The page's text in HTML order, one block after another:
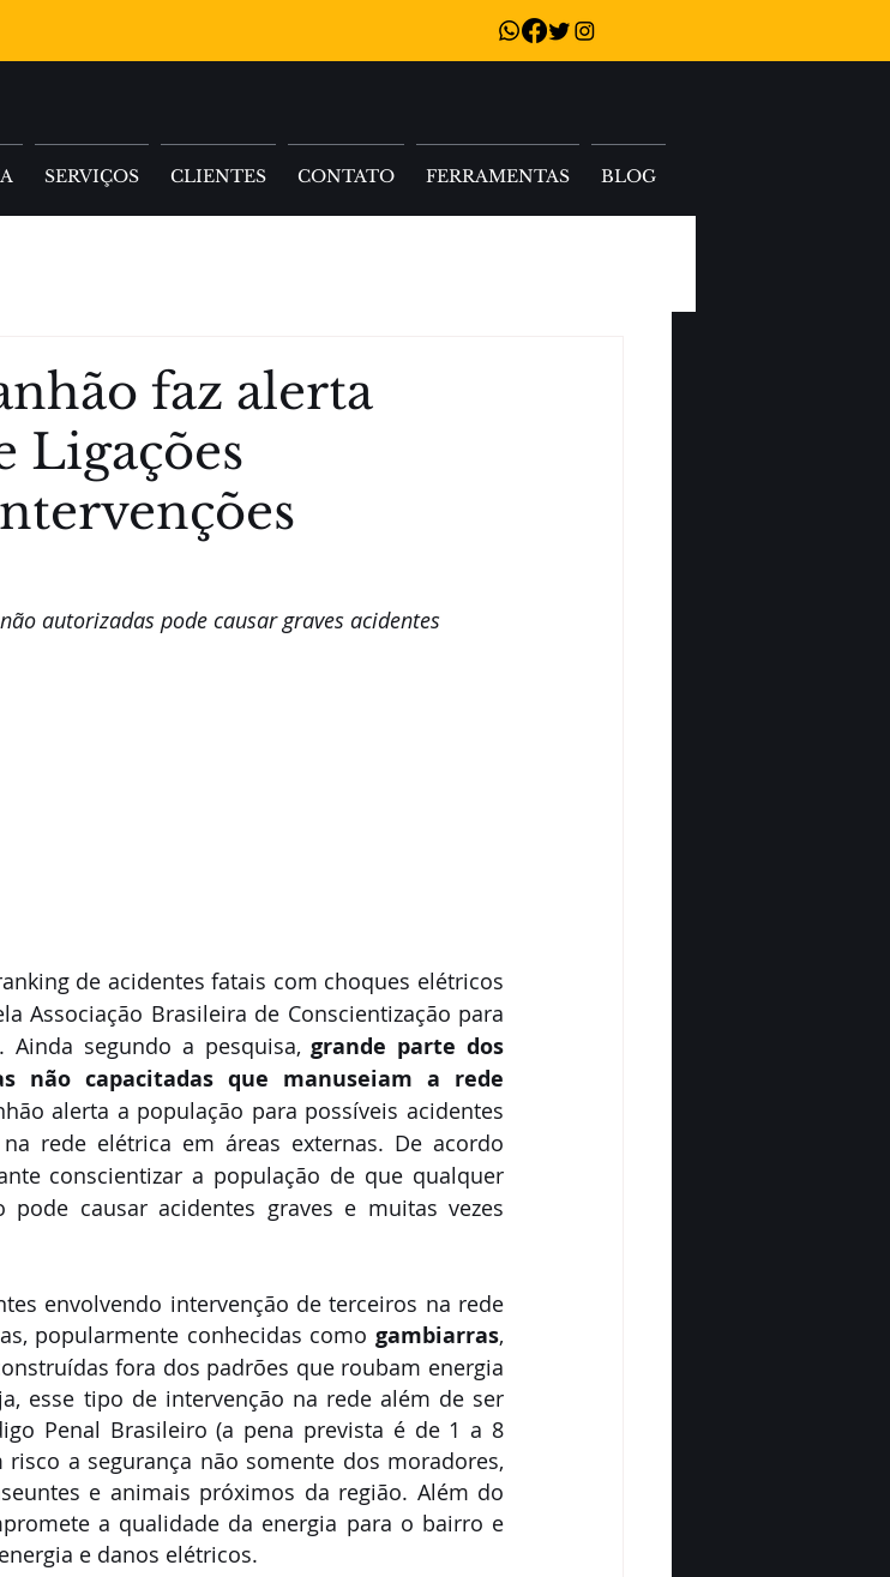
SERVIÇOS CLIENTES CONTATO FERRAMENTAS BLOG
faz alerta
Ligações
autorizadas pode causar graves acidentes
de acidentes fatais com choques elétricos
Associação Brasileira de Conscientização para
Ainda segundo a pesquisa, grande parte dos
não capacitadas que manuseiam a rede
alerta a população para possíveis acidentes
rede elétrica em áreas externas. De acordo
conscientizar a população de que qualquer
causar acidentes graves e muitas vezes
envolvendo intervenção de terceiros na rede
popularmente conhecidas como gambiarras,
fora dos padrões que roubam energia
esse tipo de intervenção na rede além de ser
Penal Brasileiro (a pena prevista é de 1 a 8
a segurança não somente dos moradores,
e animais próximos da região. Além do
a qualidade da energia para o bairro e
e danos elétricos.